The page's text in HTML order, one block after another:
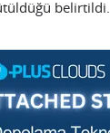
belirtildi.